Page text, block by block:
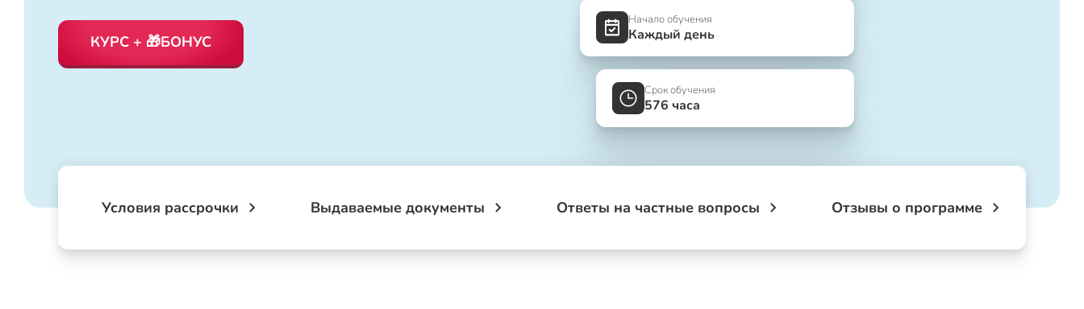
КУРС + 🎁БОНУС
Начало обучения
Каждый день
Срок обучения
576 часа
Условия рассрочки Выдаваемые документы Ответы на частные вопросы Отзывы о программе